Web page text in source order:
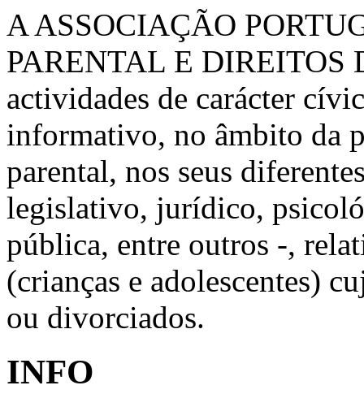
A ASSOCIAÇÃO
PARENTAL E DIREITOS
actividades de carácter
informativo, no âmbito da
parental, nos seus
legislativo, jurídico,
pública, entre outros -,
(crianças e adolescentes)
ou divorciados.
INFO